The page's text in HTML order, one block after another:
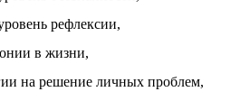
рефлексии,
в жизни,
на решение личных проблем,